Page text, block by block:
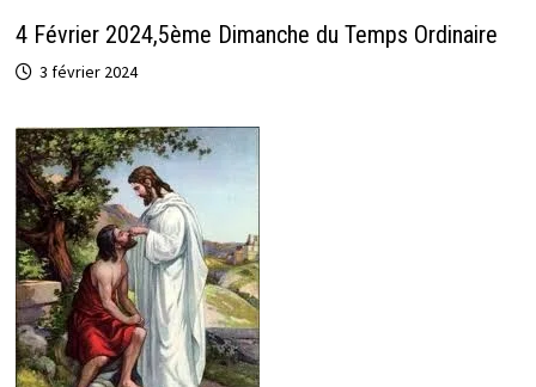
4 Février 2024,5ème Dimanche du Temps Ordinaire
3 février 2024